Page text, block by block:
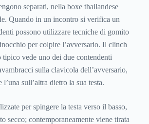
separati, nella boxe thailandese
Quando in un incontro si verifica un
possono utilizzare tecniche di gomito
per colpire l’avversario. Il clinch
tipico vede uno dei due contendenti
sulla clavicola dell’avversario,
sull’altra dietro la sua testa.
per spingere la testa verso il basso,
secco; contemporaneamente viene tirata